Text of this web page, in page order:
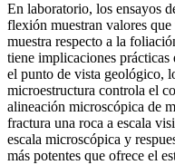
En laboratorio, los ensayos
flexión muestran valores
muestra respecto a la
tiene implicaciones
el punto de vista geológico,
microestructura controla el
alineación microscópica de
fractura una roca a escala
escala microscópica y
más potentes que ofrece el